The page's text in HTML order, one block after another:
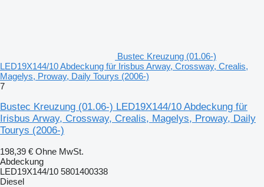
Bustec Kreuzung (01.06-)
LED19X144/10 Abdeckung für Irisbus Arway, Crossway, Crealis,
Magelys, Proway, Daily Tourys (2006-)
7
Bustec Kreuzung (01.06-) LED19X144/10 Abdeckung für
Irisbus Arway, Crossway, Crealis, Magelys, Proway, Daily
Tourys (2006-)
198,39 € Ohne MwSt.
Abdeckung
LED19X144/10 5801400338
Diesel